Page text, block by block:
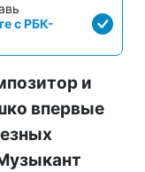
с РБК-
и
впервые